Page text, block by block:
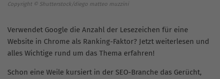
Copyright © Shutterstock/diego matteo muzzini
Verwendet Google die Anzahl der Lesezeichen für eine
Website in Chrome als Ranking-Faktor? Jetzt weiterlesen und
alles Wichtige rund um das Thema erfahren!
Schon eine Weile kursiert in der SEO-Branche das Gerücht,